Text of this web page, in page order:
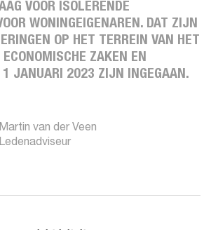
VOOR ISOLERENDE
WONINGEIGENAREN. DAT ZIJN
OP HET TERREIN VAN HET
ZAKEN EN
1 JANUARI 2023 ZIJN INGEGAAN.
Martin van der Veen
Ledenadviseur